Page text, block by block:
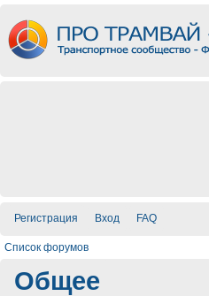
Регистрация Вход FAQ
Список форумов
Общее